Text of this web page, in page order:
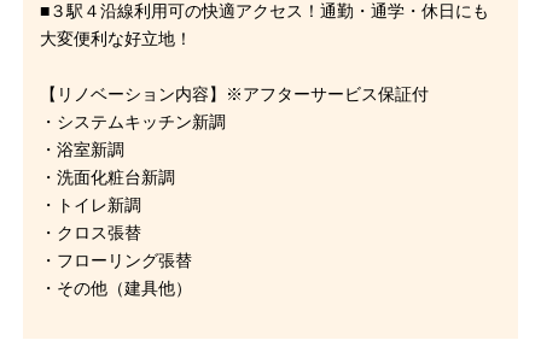
■３駅４沿線利用可の快適アクセス！通勤・通学・休日にも
大変便利な好立地！
【リノベーション内容】※アフターサービス保証付
・システムキッチン新調
・浴室新調
・洗面化粧台新調
・トイレ新調
・クロス張替
・フローリング張替
・その他（建具他）